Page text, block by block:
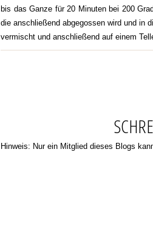
bis das Ganze für 20 Minuten bei 200
die anschließend abgegossen wird und in
vermischt und anschließend auf einem
Hinweis: Nur ein Mitglied dieses Blogs